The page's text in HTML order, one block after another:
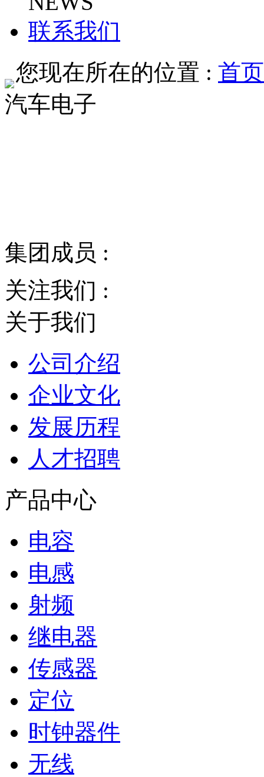
联系我们
您现在所在的位置 : 首
汽车电子
集团成员 :
关注我们 :
关于我们
公司介绍
企业文化
发展历程
人才招聘
产品中心
电容
电感
射频
继电器
传感器
定位
时钟器件
无线